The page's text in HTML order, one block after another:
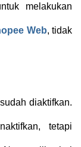
melakukan
Web, tidak
diaktifkan.
tetapi